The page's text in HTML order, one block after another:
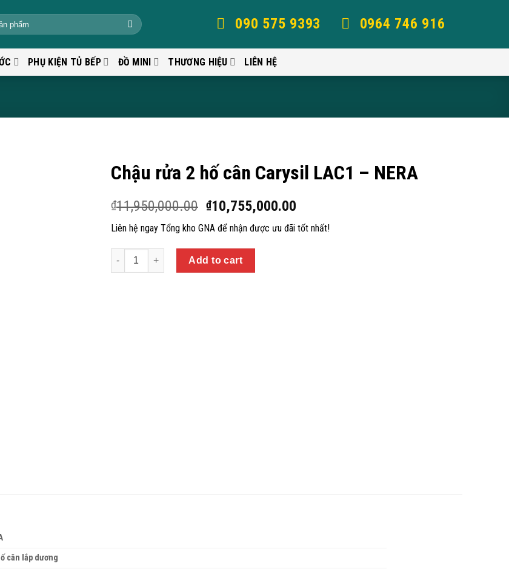
090 575 9393 0964 746 916
PHỤ KIỆN TỦ BẾP ĐỒ MINI THƯƠNG HIỆU LIÊN HỆ
Chậu rửa 2 hố cân Carysil LAC1 – NERA
₫11,950,000.00 ₫10,755,000.00
Liên hệ ngay Tổng kho GNA để nhận được ưu đãi tốt nhất!
Quantity
Add to cart
cân lắp dương